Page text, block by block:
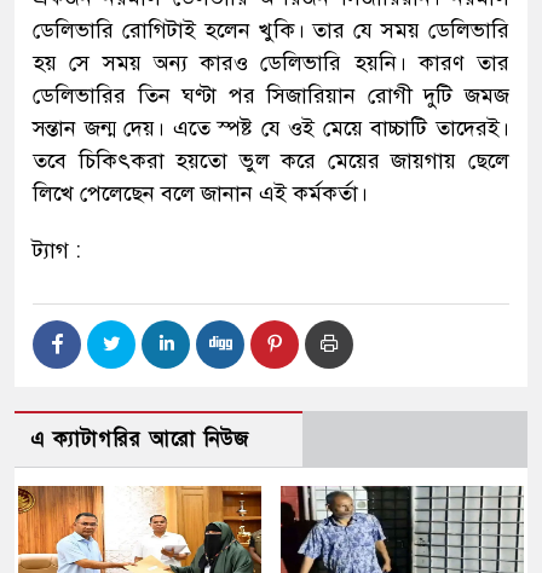
ডেলিভারি রোগিটাই হলেন খুকি। তার যে সময় ডেলিভারি
হয় সে সময় অন্য কারও ডেলিভারি হয়নি। কারণ তার
ডেলিভারির তিন ঘণ্টা পর সিজারিয়ান রোগী দুটি জমজ
সন্তান জন্ম দেয়। এতে স্পষ্ট যে ওই মেয়ে বাচ্চাটি তাদেরই।
তবে চিকিৎকরা হয়তো ভুল করে মেয়ের জায়গায় ছেলে
লিখে পেলেছেন বলে জানান এই কর্মকর্তা।
ট্যাগ :
এ ক্যাটাগরির আরো নিউজ